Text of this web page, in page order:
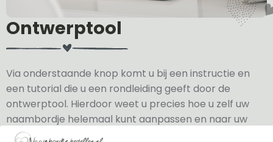
Ontwerptool
Via onderstaande knop komt u bij een instructie en
een tutorial die u een rondleiding geeft door de
ontwerptool. Hierdoor weet u precies hoe u zelf uw
naambordje helemaal kunt aanpassen en naar uw
eigen smaak kunt ontwerpen.